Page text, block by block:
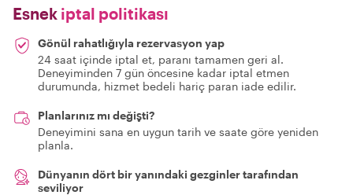
Esnek iptal politikası
Gönül rahatlığıyla rezervasyon yap
24 saat içinde iptal et, paranı tamamen geri al.
Deneyiminden 7 gün öncesine kadar iptal etmen
durumunda, hizmet bedeli hariç paran iade edilir.
Planlarınız mı değişti?
Deneyimini sana en uygun tarih ve saate göre yeniden
planla.
Dünyanın dört bir yanındaki gezginler tarafından
seviliyor